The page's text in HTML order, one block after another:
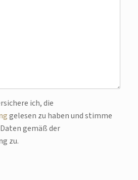
leer.
ich, die
gelesen zu haben und stimme
gemäß der
zu.